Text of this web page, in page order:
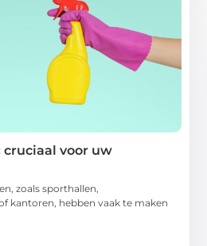
cruciaal voor uw
zoals sporthallen,
kantoren, hebben vaak te maken